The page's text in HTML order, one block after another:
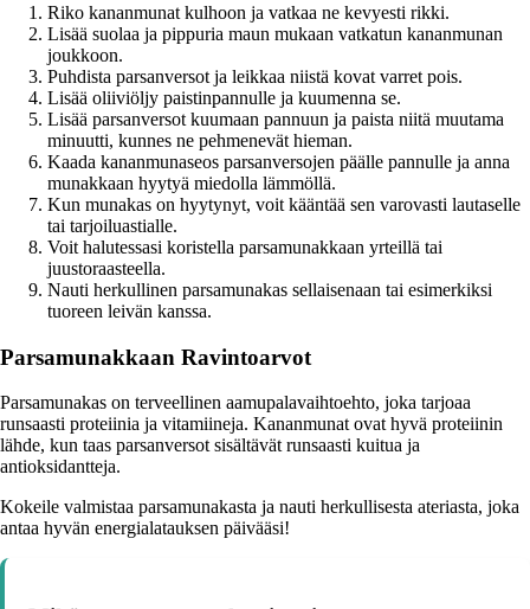
Riko kananmunat kulhoon ja vatkaa ne kevyesti rikki.
Lisää suolaa ja pippuria maun mukaan vatkatun kananmunan
joukkoon.
Puhdista parsanversot ja leikkaa niistä kovat varret pois.
Lisää oliiviöljy paistinpannulle ja kuumenna se.
Lisää parsanversot kuumaan pannuun ja paista niitä muutama
minuutti, kunnes ne pehmenevät hieman.
Kaada kananmunaseos parsanversojen päälle pannulle ja anna
munakkaan hyytyä miedolla lämmöllä.
Kun munakas on hyytynyt, voit kääntää sen varovasti lautaselle
tai tarjoiluastialle.
Voit halutessasi koristella parsamunakkaan yrteillä tai
juustoraasteella.
Nauti herkullinen parsamunakas sellaisenaan tai esimerkiksi
tuoreen leivän kanssa.
Parsamunakkaan Ravintoarvot
Parsamunakas on terveellinen aamupalavaihtoehto, joka tarjoaa
runsaasti proteiinia ja vitamiineja. Kananmunat ovat hyvä proteiinin
lähde, kun taas parsanversot sisältävät runsaasti kuitua ja
antioksidantteja.
Kokeile valmistaa parsamunakasta ja nauti herkullisesta ateriasta, joka
antaa hyvän energialatauksen päivääsi!